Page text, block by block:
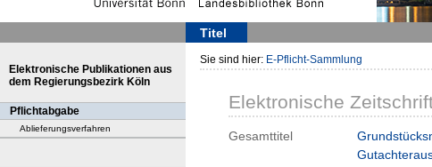
Titel
Elektronische Publikationen aus
dem Regierungsbezirk Köln
Pflichtabgabe
Ablieferungsverfahren
Sie sind hier: E-Pflicht-Sammlung
Elektronische
Gesamttitel